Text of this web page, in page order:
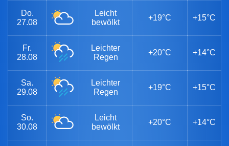
Do.
27.08
Leicht
bewölkt
+19°C +15°C
Fr.
28.08
Leichter
Regen
+20°C +14°C
Sa.
29.08
Leichter
Regen
+19°C +15°C
So.
30.08
Leicht
bewölkt
+20°C +14°C